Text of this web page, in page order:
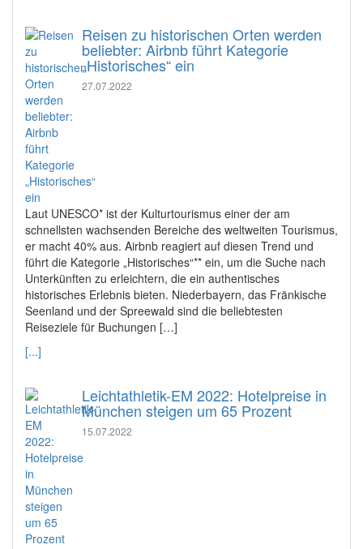
Reisen zu historischen Orten werden
beliebter: Airbnb führt Kategorie
„Historisches“ ein
27.07.2022
Laut UNESCO* ist der Kulturtourismus einer der am
schnellsten wachsenden Bereiche des weltweiten Tourismus,
er macht 40% aus. Airbnb reagiert auf diesen Trend und
führt die Kategorie „Historisches“** ein, um die Suche nach
Unterkünften zu erleichtern, die ein authentisches
historisches Erlebnis bieten. Niederbayern, das Fränkische
Seenland und der Spreewald sind die beliebtesten
Reiseziele für Buchungen […]
[...]
Leichtathletik-EM 2022: Hotelpreise in
München steigen um 65 Prozent
15.07.2022